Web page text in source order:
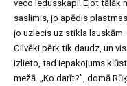
veco ledusskapi! Ejot tālāk
saslimis, jo apēdis
jo uzlecis uz stikla lauskām.
Cilvēki pērk tik daudz, un
izlieto, tad iepakojums
mežā. „Ko darīt?”, domā